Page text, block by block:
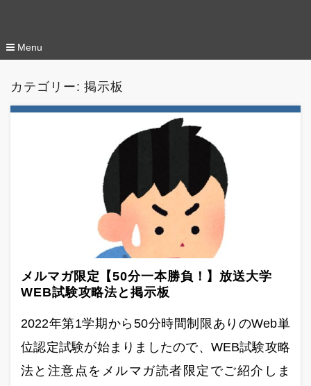
Menu
カテゴリー:掲示板
メルマガ限定【50分一本勝負！】放送大学
WEB試験攻略法と掲示板
2022年第1学期から50分時間制限ありのWeb単
位認定試験が始まりましたので、WEB試験攻略
法と注意点をメルマガ読者限定でご紹介しま